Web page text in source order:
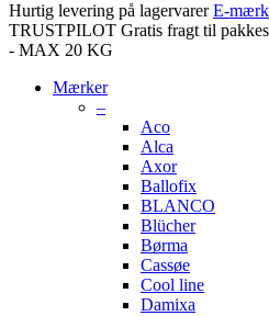
Hurtig levering på lagervarer E-
TRUSTPILOT Gratis fragt til
- MAX 20 KG
Mærker
–
Aco
Alca
Axor
Ballofix
BLANCO
Blücher
Børma
Cassøe
Cool line
Damixa